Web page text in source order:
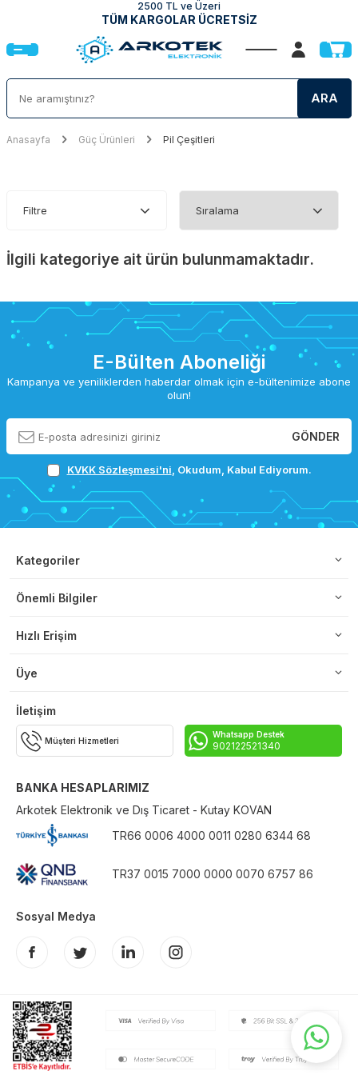
2500 TL ve Üzeri
TÜM KARGOLAR ÜCRETSİZ
ARA
Anasayfa Güç Ürünleri Pil Çeşitleri
Filtre
İlgili kategoriye ait ürün bulunmamaktadır.
E-Bülten Aboneliği
Kampanya ve yeniliklerden haberdar olmak için e-bültenimize abone
olun!
GÖNDER
KVKK Sözleşmesi'ni , Okudum, Kabul Ediyorum.
Kategoriler
Önemli Bilgiler
Hızlı Erişim
Üye
İletişim
Müşteri Hizmetleri
Whatsapp Destek
902122521340
BANKA HESAPLARIMIZ
Arkotek Elektronik ve Dış Ticaret - Kutay KOVAN
TR66 0006 4000 0011 0280 6344 68
TR37 0015 7000 0000 0070 6757 86
Sosyal Medya